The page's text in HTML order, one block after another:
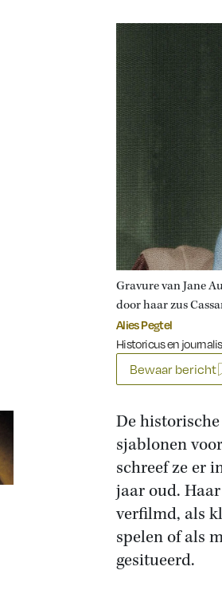
Gravure van Jane
door haar zus
Alies Pegtel
Historicus en
Bewaar bericht
De
sjablonen
schreef ze er
jaar oud.
verfilmd, als
spelen of als
gesitueerd.